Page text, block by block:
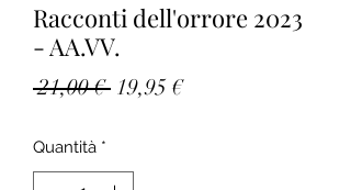
Racconti dell'orrore 2023
- AA.VV.
21,00 € Prezzo
19,95 €Prezzo
Quantità *